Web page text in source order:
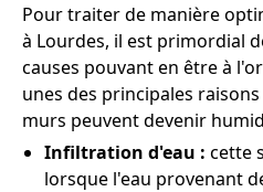
Pour traiter de manière
à Lourdes, il est primordial
causes pouvant en être à
unes des principales
murs peuvent devenir
Infiltration d'eau : cette
lorsque l'eau provenant